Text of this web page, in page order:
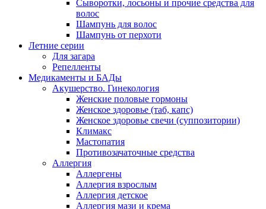
Сыворотки, лосьоны и прочие средства для
волос
Шампунь для волос
Шампунь от перхоти
Летние серии
Для загара
Репелленты
Медикаменты и БАДы
Акушерство. Гинекология
Женские половые гормоны
Женское здоровье (таб, капс)
Женское здоровье свечи (суппозитории)
Климакс
Мастопатия
Противозачаточные средства
Аллергия
Аллергены
Аллергия взрослым
Аллергия детское
Аллергия мази и крема